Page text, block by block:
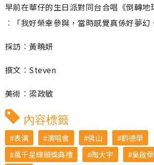
早前在華仔的生日派對同台合唱《倒轉地
︰「我好榮幸參與，當時感覺真係好夢幻
採訪︰黃曉妍
撰文︰Steven
美術︰梁政敏
內容標籤
表演 演唱會 佛山
劉德華
萬千星輝頒獎典禮
陶大宇 吳啟華